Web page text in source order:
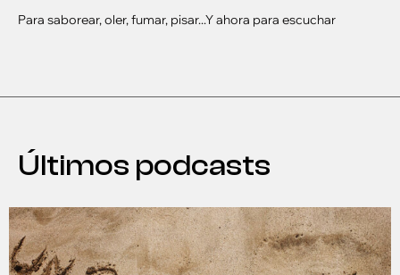
Para saborear, oler, fumar, pisar...Y ahora para escuchar
Últimos podcasts